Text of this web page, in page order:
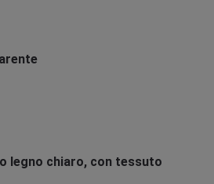
legno chiaro, con tessuto